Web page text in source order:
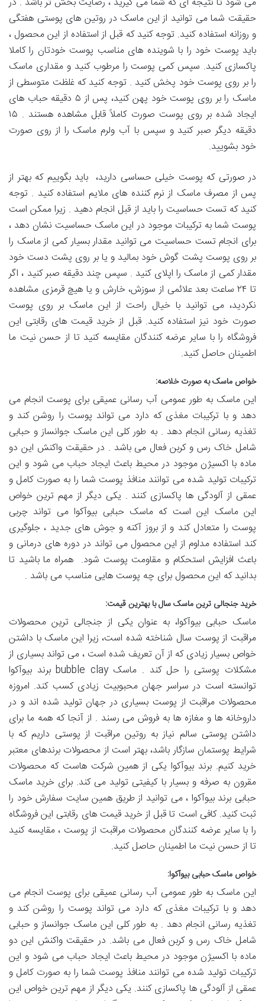
حقیقت شما می توانید از این ماسک در روتین های پوستی هفتگی
و روزانه استفاده کنید. توجه کنید که قبل از استفاده از این محصول ،
باید پوست خود را با شوینده های مناسب پوست خودتان را کاملا
پاکسازی کنید. سپس کمی پوست را مرطوب کنید و مقداری ماسک
را بر روی پوست خود پخش کنید . توجه کنید که غلظت متوسطی از
ماسک را بر روی پوست خود پهن کنید، پس از ۵ دقیقه حباب های
ایجاد شده بر روی پوست صورت کاملاً قابل مشاهده هستند . ۱۵
دقیقه دیگر صبر کنید و سپس با آب ولرم ماسک را از روی صورت
خود بشویید.
در صورتی که پوست خیلی حساسی دارید، باید بگوییم که بهتر از
پس از مصرف ماسک از نرم کننده های ملایم استفاده کنید . توجه
کنید که تست حساسیت را باید از قبل انجام دهید . زیرا ممکن است
پوست شما به ترکیبات موجود در این ماسک حساسیت نشان دهد ،
برای انجام تست حساسیت می توانید مقدار بسیار کمی از ماسک را
بر روی پوست پشت گوش خود بمالید و یا بر روی پشت دست خود
مقدار کمی از ماسک را اپلای کنید . سپس چند دقیقه صبر کنید ، اگر
تا ۲۴ ساعت بعد علائمی از سوزش، خارش و یا هیچ قرمزی مشاهده
نکردید، می توانید با خیال راحت از این ماسک بر روی پوست
صورت خود نیز استفاده کنید. قبل از خرید قیمت های رقابتی این
فروشگاه را با سایر عرضه‌ کنندگان مقایسه کنید تا از حسن نیت ما
اطمینان حاصل کنید.
خواص ماسک به صورت خلاصه:
این ماسک به طور عمومی آب رسانی عمیقی برای پوست انجام می
‌دهد و با ترکیبات مغذی که دارد می تواند پوست را روشن کند و
تغذیه رسانی انجام دهد . به طور کلی این ماسک جوانساز و حبابی
شامل خاک رس و کربن فعال می باشد . در حقیقت واکنش این دو
ماده با اکسیژن موجود در محیط باعث ایجاد حباب می ‌شود و این
ترکیبات تولید شده می‌ توانند منافذ پوست شما را به صورت کامل و
عمقی از آلودگی ها پاکسازی کنند . یکی دیگر از مهم ترین خواص
این ماسک این است که ماسک حبابی بیوآکوا می تواند چربی
پوست را متعادل کند و از بروز آکنه و جوش های جدید ، جلوگیری
کند استفاده مداوم از این محصول می تواند در دوره های درمانی و
باعث افزایش استحکام و مقاومت پوست شود. همراه ما باشید تا
بدانید که این محصول برای چه پوست هایی مناسب می باشد .
خرید جنجالی ترین ماسک سال با بهترین قیمت:
ماسک حبابی بیوآکوا، به عنوان یکی از جنجالی ترین محصولات
مراقبت از پوست سال شناخته شده است، زیرا این ماسک با داشتن
خواص بسیار زیادی که از آن تعریف شده است ، می ‌تواند بسیاری از
مشکلات پوستی را حل کند . ماسک bubble clay برند بیوآکوا
توانسته است در سراسر جهان محبوبیت زیادی کسب کند. امروزه
محصولات مراقبت از پوست بسیاری در جهان تولید شده اند و در
داروخانه‌ ها و مغازه ‌ها به فروش می ‌رسند . از آنجا که همه ما برای
داشتن پوستی سالم نیاز به روتین مراقبت از پوستی داریم که با
شرایط پوستمان سازگار باشد، بهتر است از محصولات برندهای معتبر
خرید کنیم. برند بیوآکوا یکی از همین شرکت هاست که محصولات
مقرون به صرفه و بسیار با کیفیتی تولید می کند. برای خرید ماسک
حبابی برند بیوآکوا ، می ‌توانید از طریق همین سایت سفارش خود را
ثبت کنید. کافی است تا قبل از خرید قیمت های رقابتی این فروشگاه
را با سایر عرضه‌ کنندگان محصولات مراقبت از پوست ، مقایسه کنید
تا از حسن نیت ما اطمینان حاصل کنید.
خواص ماسک حبابی بیوآکوا:
این ماسک به طور عمومی آب رسانی عمیقی برای پوست انجام می
‌دهد و با ترکیبات مغذی که دارد می تواند پوست را روشن کند و
تغذیه رسانی انجام دهد . به طور کلی این ماسک جوانساز و حبابی
شامل خاک رس و کربن فعال می باشد. در حقیقت واکنش این دو
ماده با اکسیژن موجود در محیط باعث ایجاد حباب می ‌شود و این
ترکیبات تولید شده می‌ توانند منافذ پوست شما را به صورت کامل و
عمقی از آلودگی ها پاکسازی کنند. یکی دیگر از مهم ترین خواص این